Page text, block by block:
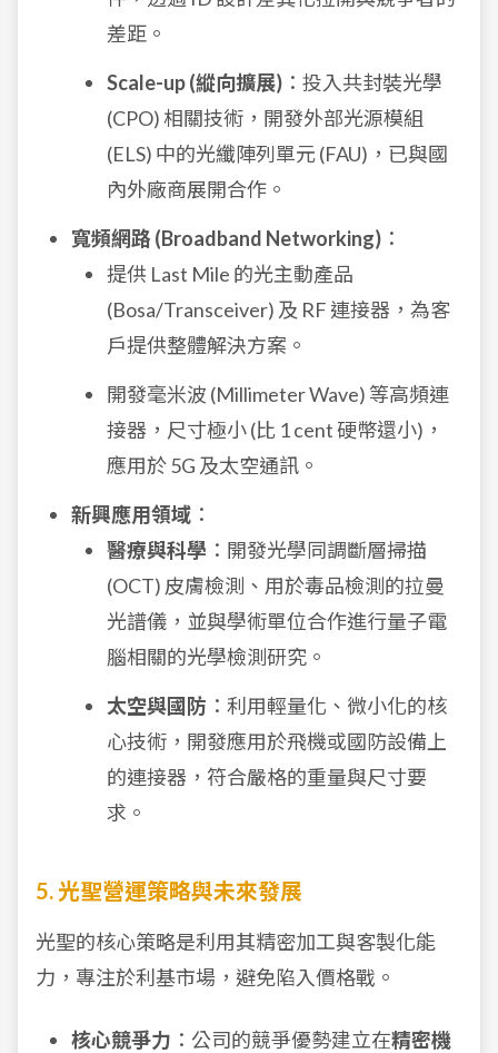
差距。
Scale-up (縱向擴展) ：投入共封裝光學
(CPO) 相關技術，開發外部光源模組
(ELS) 中的光纖陣列單元 (FAU)，已與國
內外廠商展開合作。
寬頻網路 (Broadband Networking) ：
提供 Last Mile 的光主動產品
(Bosa/Transceiver) 及 RF 連接器，為客
戶提供整體解決方案。
開發毫米波 (Millimeter Wave) 等高頻連
接器，尺寸極小 (比 1 cent 硬幣還小)，
應用於 5G 及太空通訊。
新興應用領域 ：
醫療與科學 ：開發光學同調斷層掃描
(OCT) 皮膚檢測、用於毒品檢測的拉曼
光譜儀，並與學術單位合作進行量子電
腦相關的光學檢測研究。
太空與國防 ：利用輕量化、微小化的核
心技術，開發應用於飛機或國防設備上
的連接器，符合嚴格的重量與尺寸要
求。
5. 光聖營運策略與未來發展
光聖的核心策略是利用其精密加工與客製化能
力，專注於利基市場，避免陷入價格戰。
核心競爭力 ：公司的競爭優勢建立在精密機